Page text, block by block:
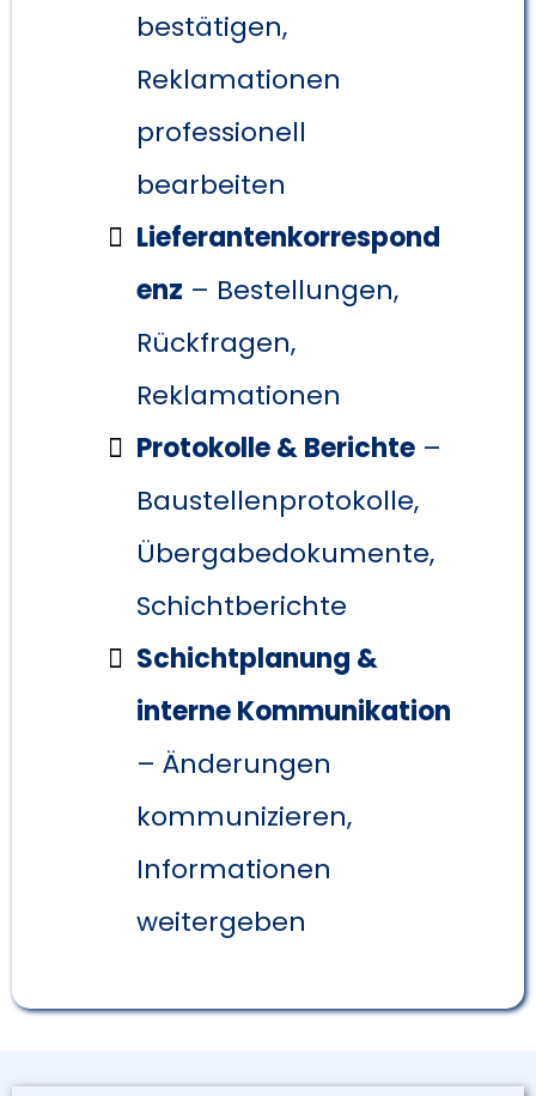
bestätigen,
Reklamationen
professionell
bearbeiten
Lieferantenkorrespond
enz – Bestellungen,
Rückfragen,
Reklamationen
Protokolle & Berichte –
Baustellenprotokolle,
Übergabedokumente,
Schichtberichte
Schichtplanung &
interne Kommunikation
– Änderungen
kommunizieren,
Informationen
weitergeben